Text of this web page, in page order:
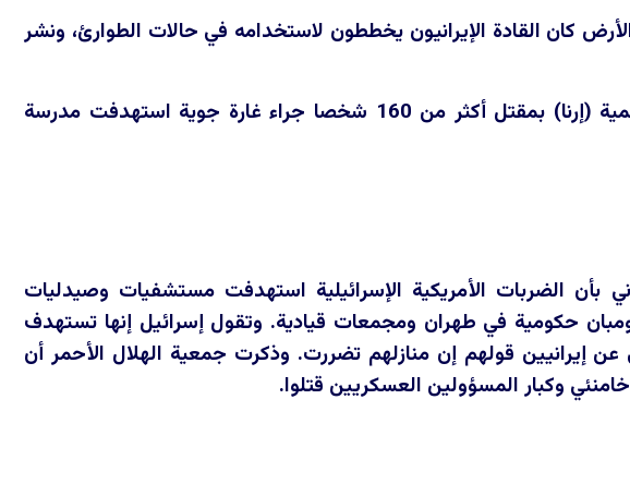
كان القادة الإيرانيون يخططون لاستخدامه في حالات الطوارئ، ونشر
حوادث سقوط ضحايا كبيرة: أفادت وكالة الأنباء الإيرانية الرسمية (إرنا) بمقتل أكثر من 160 شخصا جراء غارة جوية استهدفت مدرسة
بأن الضربات الأمريكية الإسرائيلية استهدفت مستشفيات وصيدليات
حكومية في طهران ومجمعات قيادية. وتقول إسرائيل إنها تستهدف
عن إيرانيين قولهم إن منازلهم تضررت. وذكرت جمعية الهلال الأحمر أن